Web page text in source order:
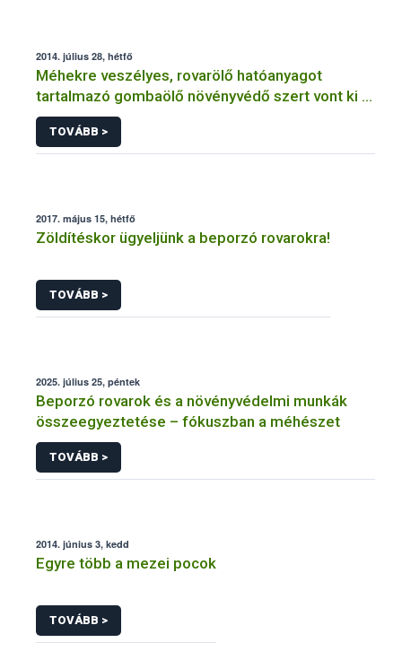
2014. július 28, hétfő
Méhekre veszélyes, rovarölő hatóanyagot
tartalmazó gombaölő növényvédő szert vont ki a
forgalomból a NÉBIH
TOVÁBB >
2017. május 15, hétfő
Zöldítéskor ügyeljünk a beporzó rovarokra!
TOVÁBB >
2025. július 25, péntek
Beporzó rovarok és a növényvédelmi munkák
összeegyeztetése – fókuszban a méhészet
TOVÁBB >
2014. június 3, kedd
Egyre több a mezei pocok
TOVÁBB >